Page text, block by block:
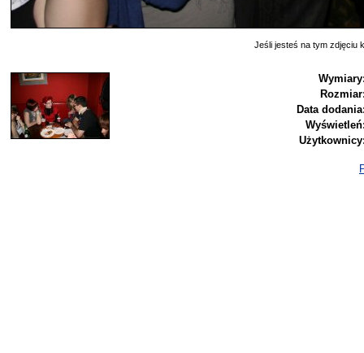
Jeśli jesteś na tym zdjęciu
Data